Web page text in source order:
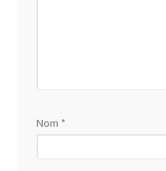
Nom *